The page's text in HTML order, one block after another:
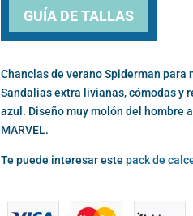
era:
11,95€.
GUÍA DE TALLAS
Chanclas de verano Spiderman
Sandalias extra livianas, cómodas y
azul. Diseño muy molón del hombre
MARVEL.
Te puede interesar este pack de